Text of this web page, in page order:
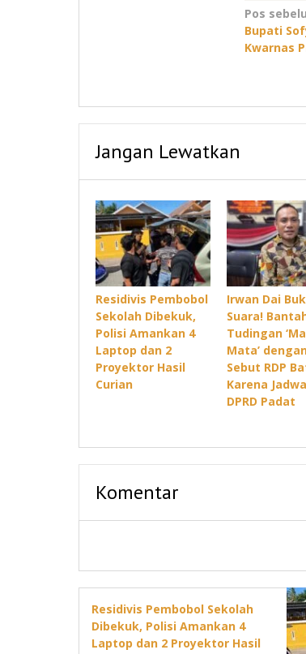
pos
Pos
Bupati
Kwarnas
Jangan Lewatkan
Residivis Pembobol
Sekolah Dibekuk,
Polisi Amankan 4
Laptop dan 2
Proyektor Hasil
Curian
Irwan Dai
Suara!
Tudingan
Mata’
Sebut RDP
Karena
DPRD Padat
Komentar
Residivis Pembobol Sekolah
Dibekuk, Polisi Amankan 4
Laptop dan 2 Proyektor Hasil